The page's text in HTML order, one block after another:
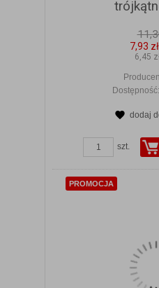
7,93 zł
6,45
Dostępność:
dodaj
szt.
PROMOCJA